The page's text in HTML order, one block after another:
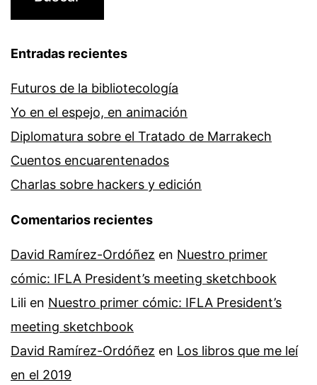
Entradas recientes
Futuros de la bibliotecología
Yo en el espejo, en animación
Diplomatura sobre el Tratado de Marrakech
Cuentos encuarentenados
Charlas sobre hackers y edición
Comentarios recientes
David Ramírez-Ordóñez en Nuestro primer
cómic: IFLA President’s meeting sketchbook
Lili en Nuestro primer cómic: IFLA President’s
meeting sketchbook
David Ramírez-Ordóñez en Los libros que me leí
en el 2019